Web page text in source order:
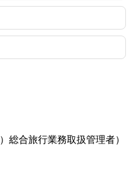
総合旅行業務取扱管理者）